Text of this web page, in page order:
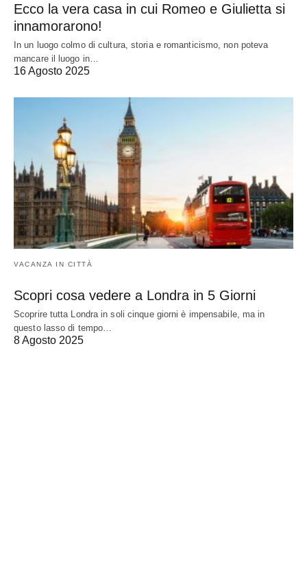
Ecco la vera casa in cui Romeo e Giulietta si
innamorarono!
In un luogo colmo di cultura, storia e romanticismo, non poteva
mancare il luogo in…
16 Agosto 2025
VACANZA IN CITTÀ
Scopri cosa vedere a Londra in 5 Giorni
Scoprire tutta Londra in soli cinque giorni è impensabile, ma in
questo lasso di tempo…
8 Agosto 2025